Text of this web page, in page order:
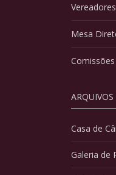
Vereadores
Mesa
Comissões
Casa de
Galeria de